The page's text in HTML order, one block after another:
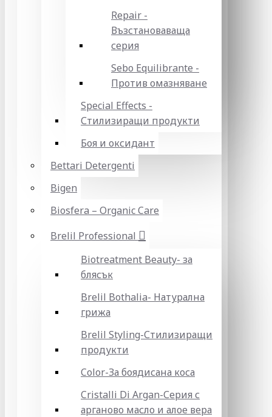
Repair -
Възстановаваща
серия
Sebo Equilibrante -
Против омазняване
Special Effects -
Стилизиращи продукти
Боя и оксидант
Bettari Detergenti
Bigen
Biosfera – Organic Care
Brelil Professional
Biotreatment Beauty- за
блясък
Brelil Bothalia- Натурална
грижа
Brelil Styling-Стилизиращи
продукти
Color-За боядисана коса
Cristalli Di Argan-Серия с
арганово масло и алое вера